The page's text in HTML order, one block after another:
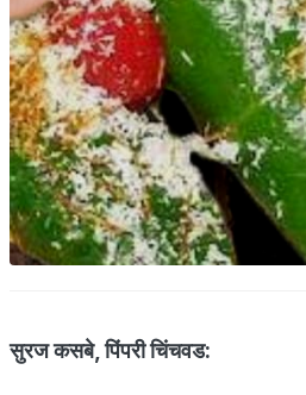
सुरज कसबे, पिंपरी चिंचवड: